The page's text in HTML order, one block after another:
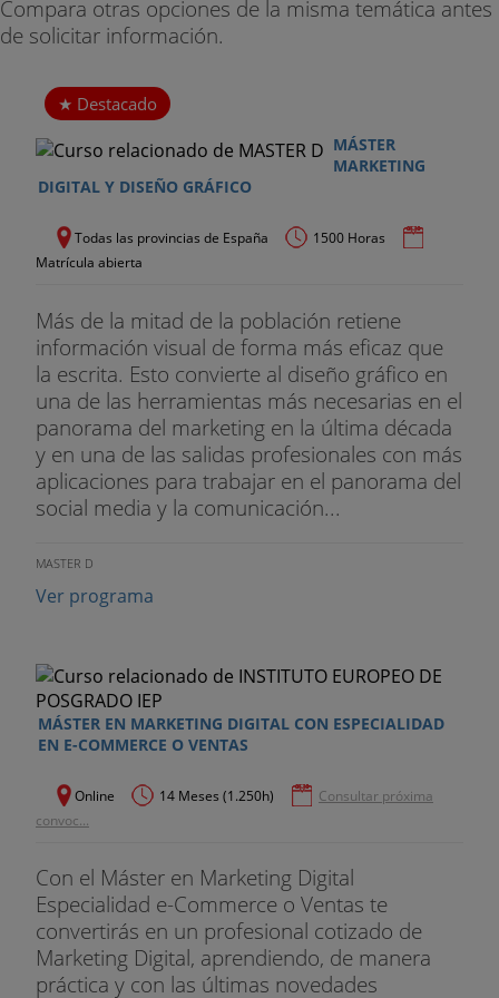
activos digitales optimizados tanto para las
intenciones del mercado como para los principales
Web/Apps
Esta asignatura permite al estudiante conocer las
principales metodologías de desarrollo existentes,
entender el concepto de diseño centrado en el
usuario y descubrir las etapas que deben
calidad desde la investigación al prototipado, el
diseño, su desarrollo y programación hasta la
puesta en producción. Pero, sobre todo, entender
su importancia estratégica en la visión global del
marketing digital como plataforma principal de
conversión y relación con cliente.
Tecnología de marketing aplicada al cliente
comunicación que nacen continuamente, con
códigos y formatos siempre novedosos, ¿qué
¿Cómo ser creíble? ¿Cómo ser conocido? En esta
unidad vamos a descubrir metodologías que nos
van a permitir entender la comunicación y el
alcance de los objetivos de negocio respondiendo
a la necesidad, utilizando los datos del buyer y
utilizando distintas herramientas de una forma
que se adapten al ciclo natural de compra.
CRM
La filosofía CRM pone en el centro al cliente, de
modo que la gestión de las relaciones con él sea
óptima para el fin de captarlo y fidelizarlo.
Compara otras opciones de la misma temática antes
de solicitar información.
Destacado
MÁSTER
MARKETING
DIGITAL Y DISEÑO GRÁFICO
Todas las provincias de España
1500 Horas
Matrícula abierta
Más de la mitad de la población retiene
información visual de forma más eficaz que
la escrita. Esto convierte al diseño gráfico en
una de las herramientas más necesarias en el
panorama del marketing en la última década
y en una de las salidas profesionales con más
aplicaciones para trabajar en el panorama del
social media y la comunicación...
MASTER D
Ver programa
MÁSTER EN MARKETING DIGITAL CON ESPECIALIDAD
EN E-COMMERCE O VENTAS
Online 14 Meses (1.250h)
Consultar próxima
convoc...
Con el Máster en Marketing Digital
Especialidad e-Commerce o Ventas te
convertirás en un profesional cotizado de
Marketing Digital, aprendiendo, de manera
práctica y con las últimas novedades